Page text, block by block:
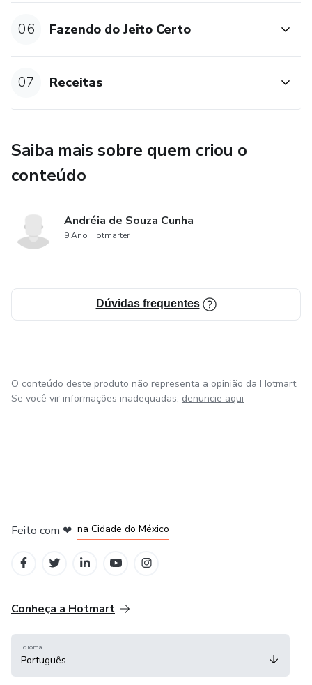
06 Fazendo do Jeito Certo
07 Receitas
Saiba mais sobre quem criou o
conteúdo
Andréia de Souza Cunha
9 Ano Hotmarter
Dúvidas frequentes
O conteúdo deste produto não representa a opinião da Hotmart.
Se você vir informações inadequadas, denuncie aqui
Feito com ❤ na Cidade do México
Conheça a Hotmart
Idioma
Português